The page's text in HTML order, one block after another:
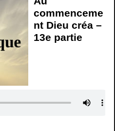
commenceme
nt Dieu créa –
13e partie